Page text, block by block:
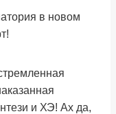
в новом
и ХЭ! Ах да,